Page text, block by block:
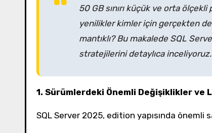
50 GB sınırı küçük ve orta
yenilikler kimler için gerçekten
mantıklı? Bu makalede SQL
stratejilerini detaylıca inceliyoruz.
1. Sürümlerdeki Önemli Değişiklikler ve
SQL Server 2025, edition yapısında